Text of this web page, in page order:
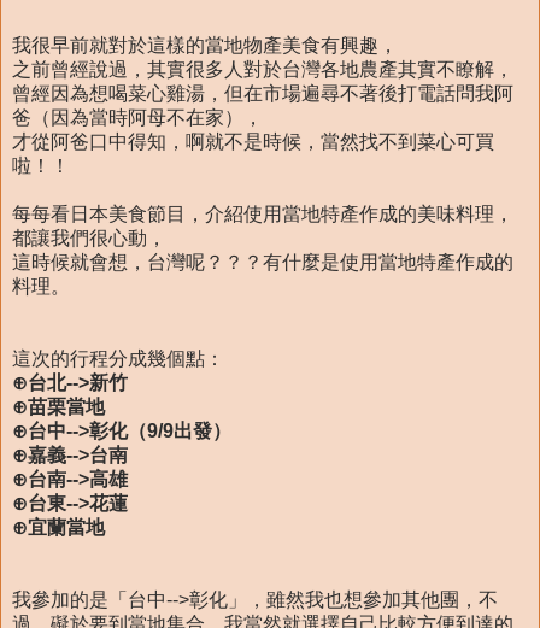
我很早前就對於這樣的當地物產美食有興趣，
之前曾經說過，其實很多人對於台灣各地農產其實不瞭解，
曾經因為想喝菜心雞湯，但在市場遍尋不著後打電話問我阿
爸（因為當時阿母不在家），
才從阿爸口中得知，啊就不是時候，當然找不到菜心可買
啦！！
每每看日本美食節目，介紹使用當地特產作成的美味料理，
都讓我們很心動，
這時候就會想，台灣呢？？？有什麼是使用當地特產作成的
料理。
這次的行程分成幾個點：
⊕台北-->新竹
⊕苗栗當地
⊕台中-->彰化（9/9出發）
⊕嘉義-->台南
⊕台南-->高雄
⊕台東-->花蓮
⊕宜蘭當地
我參加的是「台中-->彰化」，雖然我也想參加其他團，不